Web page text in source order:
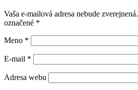
Vaša e-mailová adresa nebude zverejnená.
označené *
Meno *
E-mail *
Adresa webu